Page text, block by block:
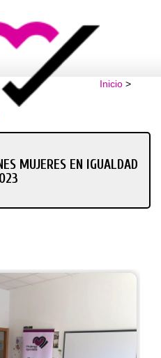
Inicio>
MUJERES EN IGUALDAD